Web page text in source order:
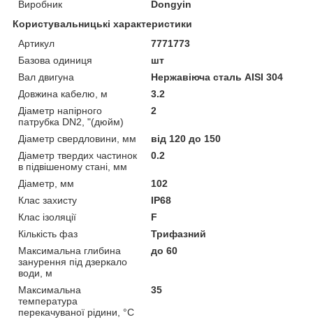
Виробник
Dongyin
Користувальницькі характеристики
Артикул
7771773
Базова одиниця
шт
Вал двигуна
Нержавіюча сталь AISI 304
Довжина кабелю, м
3.2
Діаметр напірного
патрубка DN2, "(дюйм)
2
Діаметр свердловини, мм
від 120 до 150
Діаметр твердих частинок
в підвішеному стані, мм
0.2
Діаметр, мм
102
Клас захисту
IP68
Клас ізоляції
F
Кількість фаз
Трифазний
Максимальна глибина
занурення під дзеркало
води, м
до 60
Максимальна
температура
перекачуваної рідини, °C
35